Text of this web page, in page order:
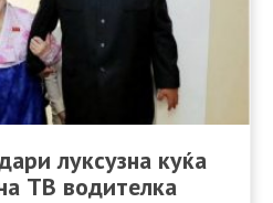
луксузна куќа
ТВ водителка